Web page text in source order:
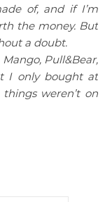
of, and if I’m
the money. But
a doubt.
Pull&Bear,
I only bought at
weren’t on